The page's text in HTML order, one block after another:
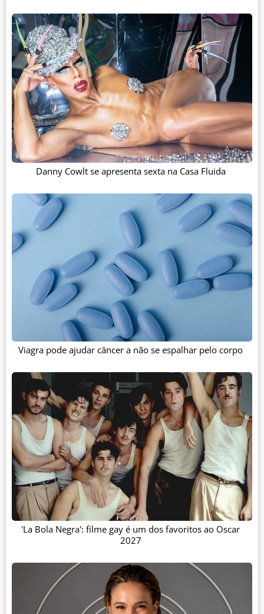
Danny Cowlt se apresenta sexta na Casa Fluida
Viagra pode ajudar câncer a não se espalhar pelo corpo
'La Bola Negra': filme gay é um dos favoritos ao Oscar
2027